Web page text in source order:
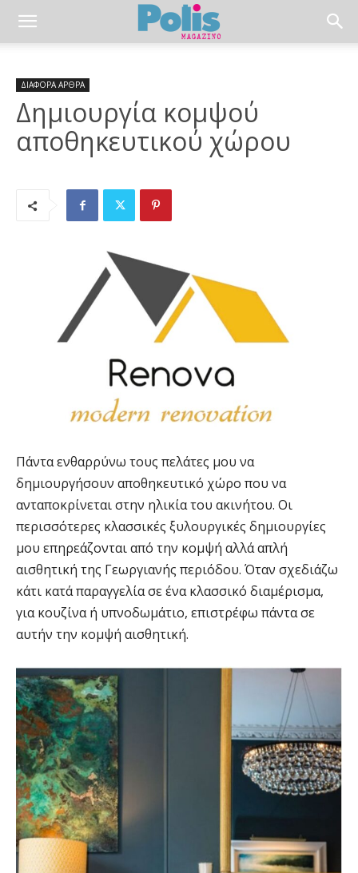
ΔΙΑΦΟΡΑ ΑΡΘΡΑ
Δημιουργία κομψού
αποθηκευτικού χώρου
Πάντα ενθαρρύνω τους πελάτες μου να
δημιουργήσουν αποθηκευτικό χώρο που να
ανταποκρίνεται στην ηλικία του ακινήτου. Οι
περισσότερες κλασσικές ξυλουργικές δημιουργίες
μου επηρεάζονται από την κομψή αλλά απλή
αισθητική της Γεωργιανής περιόδου. Όταν σχεδιάζω
κάτι κατά παραγγελία σε ένα κλασσικό διαμέρισμα,
για κουζίνα ή υπνοδωμάτιο, επιστρέφω πάντα σε
αυτήν την κομψή αισθητική.